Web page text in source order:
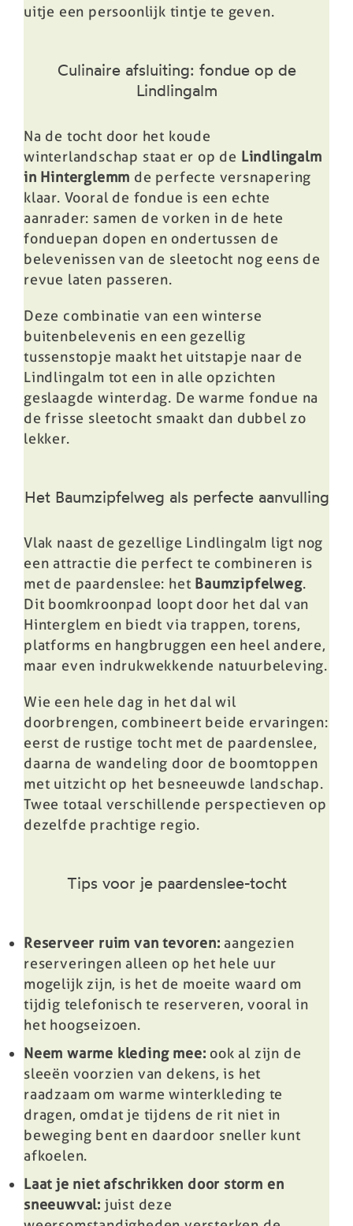
uitje een persoonlijk tintje te geven.
Culinaire afsluiting: fondue op de
Lindlingalm
Na de tocht door het koude
winterlandschap staat er op de Lindlingalm
in Hinterglemm de perfecte versnapering
klaar. Vooral de fondue is een echte
aanrader: samen de vorken in de hete
fonduepan dopen en ondertussen de
belevenissen van de sleetocht nog eens de
revue laten passeren.
Deze combinatie van een winterse
buitenbelevenis en een gezellig
tussenstopje maakt het uitstapje naar de
Lindlingalm tot een in alle opzichten
geslaagde winterdag. De warme fondue na
de frisse sleetocht smaakt dan dubbel zo
lekker.
Het Baumzipfelweg als perfecte aanvulling
Vlak naast de gezellige Lindlingalm ligt nog
een attractie die perfect te combineren is
met de paardenslee: het Baumzipfelweg.
Dit boomkroonpad loopt door het dal van
Hinterglem en biedt via trappen, torens,
platforms en hangbruggen een heel andere,
maar even indrukwekkende natuurbeleving.
Wie een hele dag in het dal wil
doorbrengen, combineert beide ervaringen:
eerst de rustige tocht met de paardenslee,
daarna de wandeling door de boomtoppen
met uitzicht op het besneeuwde landschap.
Twee totaal verschillende perspectieven op
dezelfde prachtige regio.
Tips voor je paardenslee-tocht
Reserveer ruim van tevoren: aangezien
reserveringen alleen op het hele uur
mogelijk zijn, is het de moeite waard om
tijdig telefonisch te reserveren, vooral in
het hoogseizoen.
Neem warme kleding mee: ook al zijn de
sleeën voorzien van dekens, is het
raadzaam om warme winterkleding te
dragen, omdat je tijdens de rit niet in
beweging bent en daardoor sneller kunt
afkoelen.
Laat je niet afschrikken door storm en
sneeuwval: juist deze